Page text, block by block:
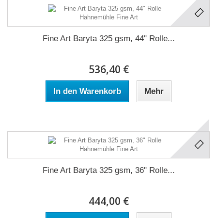
Fine Art Baryta 325 gsm, 44" Rolle...
536,40 €
In den Warenkorb Mehr
Fine Art Baryta 325 gsm, 36" Rolle...
444,00 €